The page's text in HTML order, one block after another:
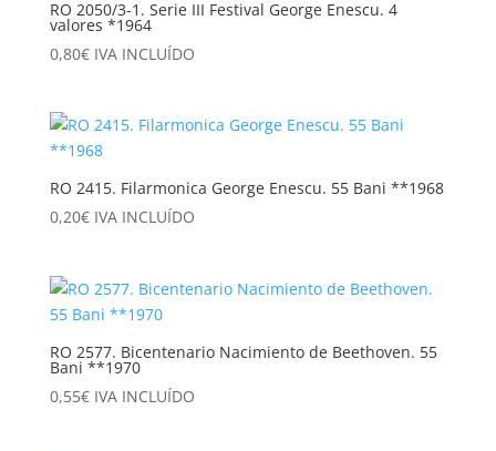
RO 2050/3-1. Serie III Festival George Enescu. 4
valores *1964
0,80€ IVA INCLUÍDO
RO 2415. Filarmonica George Enescu. 55 Bani **1968
0,20€ IVA INCLUÍDO
RO 2577. Bicentenario Nacimiento de Beethoven. 55
Bani **1970
0,55€ IVA INCLUÍDO